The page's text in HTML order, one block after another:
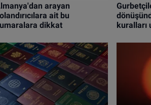
arayan
ait bu
dikkat
kuralları